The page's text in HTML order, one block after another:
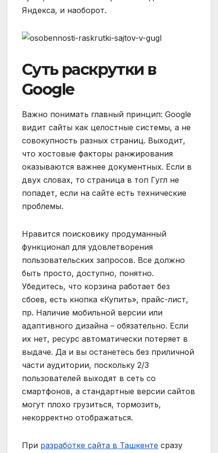
Яндекса, и наоборот.
Суть раскрутки в
Google
Важно понимать главный принцип: Google
видит сайты как целостные системы, а не
совокупность разных страниц. Выходит,
что хостовые факторы ранжирования
оказываются важнее документных. Если в
двух словах, то страница в топ Гугл не
попадет, если на сайте есть технические
проблемы.
Нравится поисковику продуманный
функционал для удовлетворения
пользовательских запросов. Все должно
быть просто, доступно, понятно.
Убедитесь, что корзина работает без
сбоев, есть кнопка «Купить», прайс-лист,
пр. Наличие мобильной версии или
адаптивного дизайна – обязательно. Если
их нет, ресурс автоматически потеряет в
выдаче. Да и вы останетесь без приличной
части аудитории, поскольку 2/3
пользователей выходят в сеть со
смартфонов, а стандартные версии сайтов
могут плохо грузиться, тормозить,
некорректно отображаться.
При разработке сайта в Ташкенте сразу